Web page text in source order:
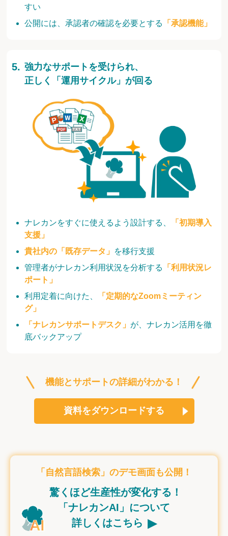
すい
公開には、承認者の確認を必要とする
「承認機能」
ナレカンをすぐに使えるよう設計する、
「初期導入
支援」
貴社内の「既存データ」 を移行支援
管理者がナレカン利用状況を分析する
「利用状況レ
ポート」
利用定着に向けた、
「定期的なZoomミーティン
グ」
「ナレカンサポートデスク」 が、ナレカン活用を徹
底バックアップ
強力なサポートを受けられ、
正しく「運用サイクル」が回る
機能とサポートの詳細がわかる！
資料をダウンロードする
「自然言語検索」のデモ画面も公開！
驚くほど生産性が変化する！
「ナレカンAI」について
詳しくはこちら ▸